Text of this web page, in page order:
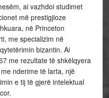
ai vazhdoi studimet
më prestigjioze
në Princeton
me specializim në
bizantin. Ai
me rezultate të shkëlqyera
nderime të larta, një
e tij të gjerë intelektual